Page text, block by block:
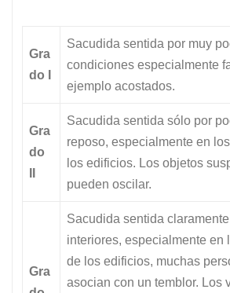
Gra
do I
Sacudida sentida por muy
condiciones especialmente
ejemplo acostados.
Gra
do
Sacudida sentida sólo por
reposo, especialmente en
los edificios. Los objetos
pueden oscilar.
Gra
Sacudida sentida
interiores, especialmente en
de los edificios, muchas
asocian con un temblor. Los